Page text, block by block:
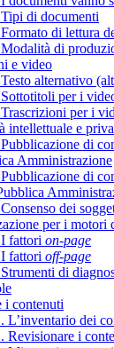
di documenti
di lettura
di
e video
alternativo
per i
per i
intellettuale e
di
Amministrazione
di
dei
per i motori
fattori on-page
fattori off-page
di
i contenuti
L’inventario dei
Revisionare i